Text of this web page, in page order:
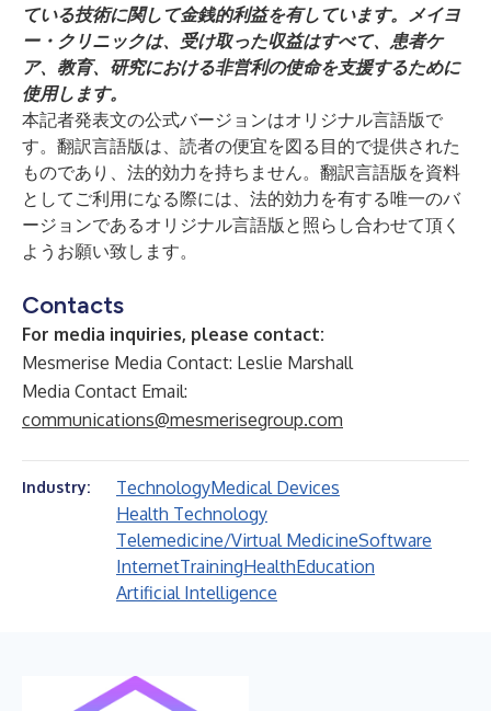
ている技術に関して金銭的利益を有しています。メイヨ
ー・クリニックは、受け取った収益はすべて、患者ケ
ア、教育、研究における非営利の使命を支援するために
使用します。
本記者発表文の公式バージョンはオリジナル言語版で
す。翻訳言語版は、読者の便宜を図る目的で提供された
ものであり、法的効力を持ちません。翻訳言語版を資料
としてご利用になる際には、法的効力を有する唯一のバ
ージョンであるオリジナル言語版と照らし合わせて頂く
ようお願い致します。
Contacts
For media inquiries, please contact:
Mesmerise Media Contact: Leslie Marshall
Media Contact Email:
communications@mesmerisegroup.com
Industry: TechnologyMedical Devices
Health Technology
Telemedicine/Virtual MedicineSoftware
InternetTrainingHealthEducation
Artificial Intelligence